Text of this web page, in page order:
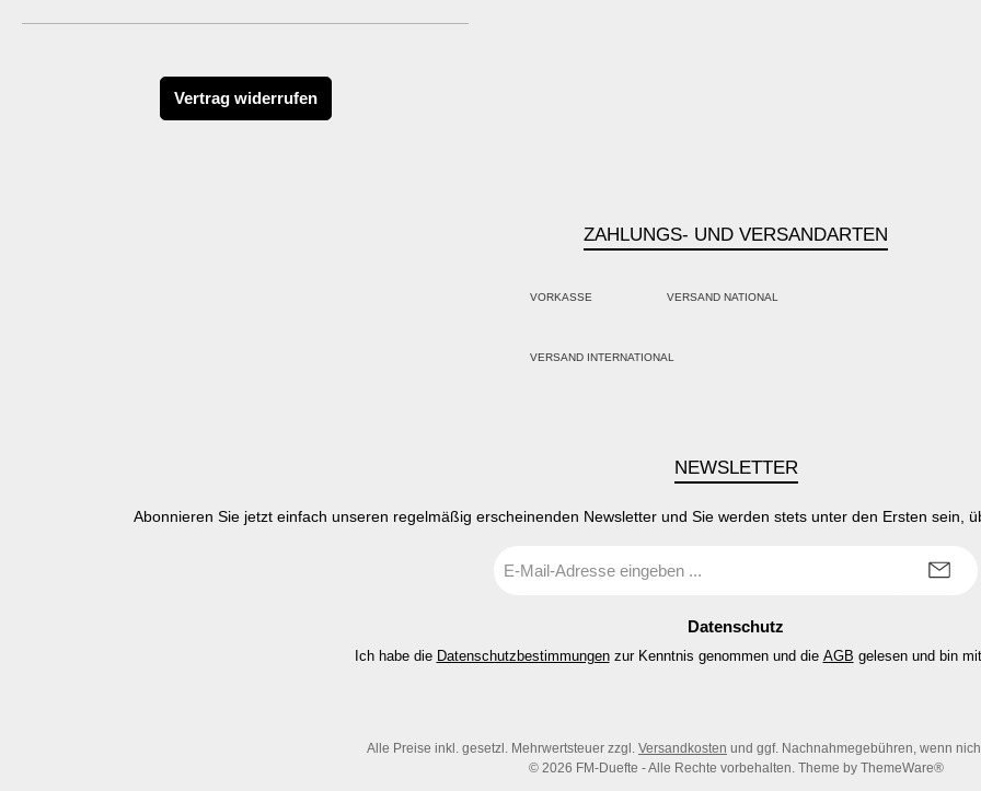
Vertrag widerrufen
ZAHLUNGS- UND VERSANDARTEN
VORKASSE VERSAND NATIONAL
VERSAND INTERNATIONAL
NEWSLETTER
Abonnieren Sie jetzt einfach unseren regelmäßig erscheinenden Newsletter und Sie werden stets unter den Ersten sein,
Mail-
Datenschutz
Ich habe die Datenschutzbestimmungenzur Kenntnis genommen und die AGB gelesen und bin
Alle Preise inkl. gesetzl. Mehrwertsteuer zzgl. Versandkosten und ggf. Nachnahmegebühren, wenn
© 2026 FM-Duefte - Alle Rechte vorbehalten. Theme by ThemeWare®